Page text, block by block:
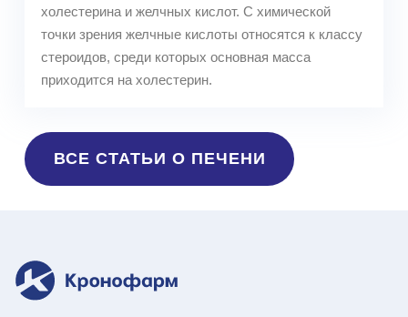
холестерина и желчных кислот. С химической
точки зрения желчные кислоты относятся к классу
стероидов, среди которых основная масса
приходится на холестерин.
ВСЕ СТАТЬИ О ПЕЧЕНИ